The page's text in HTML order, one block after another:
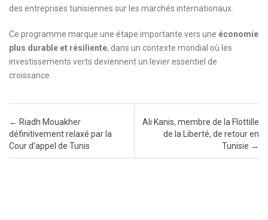
des entreprises tunisiennes sur les marchés internationaux.
Ce programme marque une étape importante vers une économie
plus durable et résiliente, dans un contexte mondial où les
investissements verts deviennent un levier essentiel de
croissance.
Post navigation
← Riadh Mouakher
définitivement relaxé par la
Cour d’appel de Tunis
Ali Kanis, membre de la Flottille
de la Liberté, de retour en
Tunisie →